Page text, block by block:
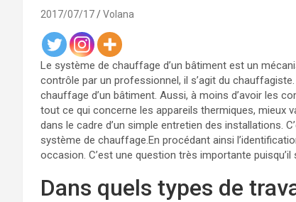
2017/07/17 Volana
Le système de chauffage d’un bâtiment est un
contrôle par un professionnel, il s’agit du
chauffage d’un bâtiment. Aussi, à moins d’avoir les
tout ce qui concerne les appareils thermiques, mieux
dans le cadre d’un simple entretien des installations.
système de chauffage.En procédant ainsi
occasion. C’est une question très importante
Dans quels types de